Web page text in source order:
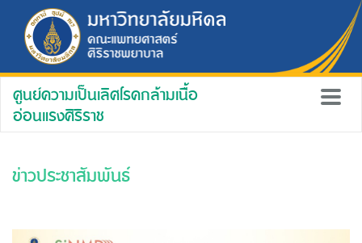
ศูนย์ความเป็นเลิศโรคกล้ามเนื้อ
อ่อนแรงศิริราช
ข่าวประชาสัมพันธ์